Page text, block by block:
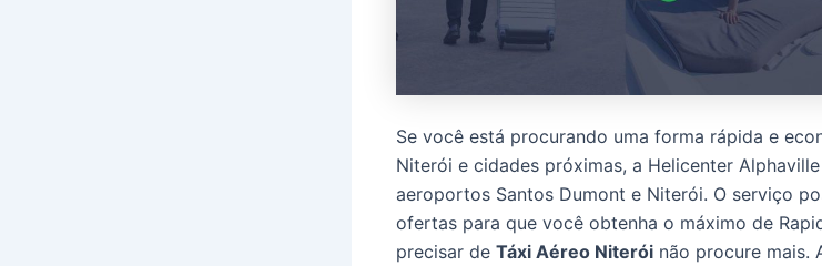
Se você está procurando uma forma rápida e
Niterói e cidades próximas, a Helicenter
aeroportos Santos Dumont e Niterói. O serviço
ofertas para que você obtenha o máximo de
precisar de Táxi Aéreo Niterói não procure mais.